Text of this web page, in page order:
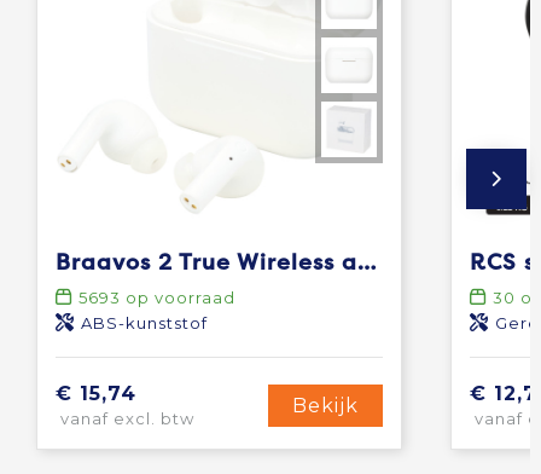
Braavos 2 True Wireless auto pair oordopjes
5693 op voorraad
ABS-kunststof
€ 15,74
vanaf excl. btw
Bekijk
30
€
vanaf